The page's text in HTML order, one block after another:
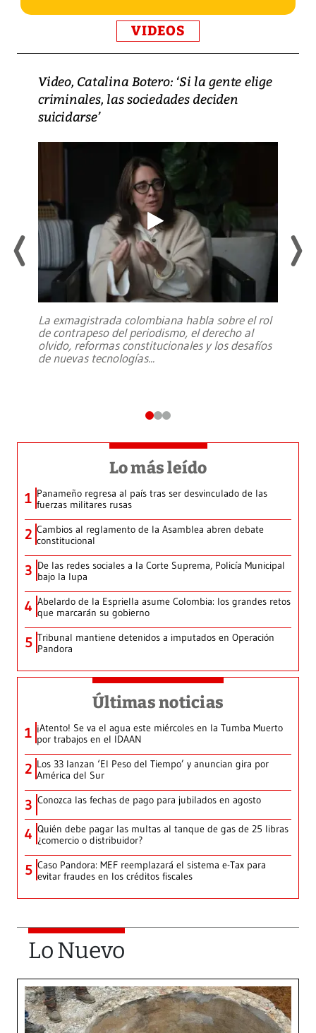
VIDEOS
Video, Catalina Botero: ‘Si la gente elige
criminales, las sociedades deciden
suicidarse’
La exmagistrada colombiana habla sobre el rol
de contrapeso del periodismo, el derecho al
olvido, reformas constitucionales y los desafíos
de nuevas tecnologías...
Lo más leído
1 Panameño regresa al país tras ser desvinculado de las
fuerzas militares rusas
2 Cambios al reglamento de la Asamblea abren debate
constitucional
3 De las redes sociales a la Corte Suprema, Policía Municipal
bajo la lupa
4 Abelardo de la Espriella asume Colombia: los grandes retos
que marcarán su gobierno
5 Tribunal mantiene detenidos a imputados en Operación
Pandora
Últimas noticias
1 ¡Atento! Se va el agua este miércoles en la Tumba Muerto
por trabajos en el IDAAN
2 Los 33 lanzan ‘El Peso del Tiempo’ y anuncian gira por
América del Sur
3 Conozca las fechas de pago para jubilados en agosto
4 Quién debe pagar las multas al tanque de gas de 25 libras
¿comercio o distribuidor?
5 Caso Pandora: MEF reemplazará el sistema e-Tax para
evitar fraudes en los créditos fiscales
Lo Nuevo